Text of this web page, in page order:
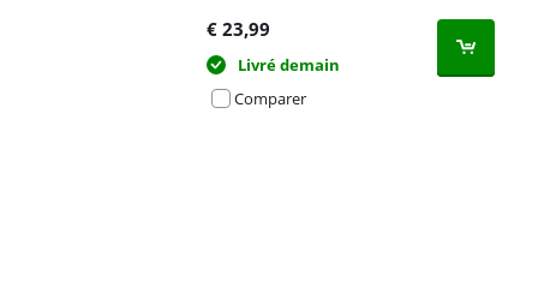
€ 23,99
Livré demain
Comparer